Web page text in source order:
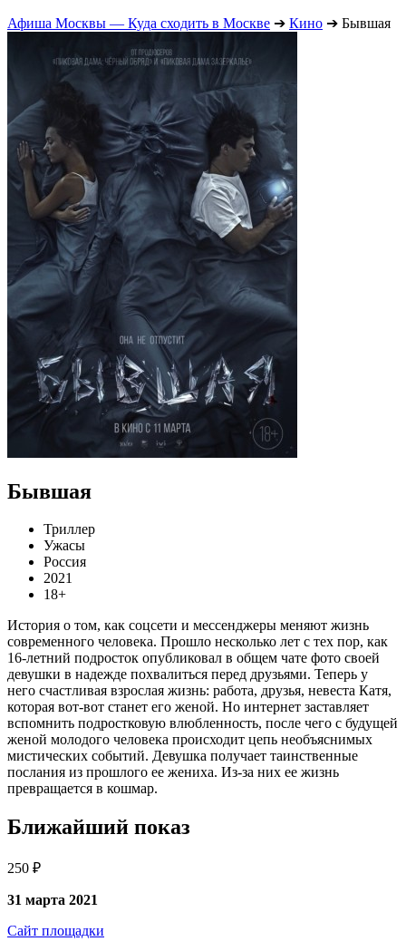
Афиша Москвы — Куда сходить в Москве ➔ Кино ➔ Бывшая
Бывшая
Триллер
Ужасы
Россия
2021
18+
История о том, как соцсети и мессенджеры меняют жизнь
современного человека. Прошло несколько лет с тех пор, как
16-летний подросток опубликовал в общем чате фото своей
девушки в надежде похвалиться перед друзьями. Теперь у
него счастливая взрослая жизнь: работа, друзья, невеста Катя,
которая вот-вот станет его женой. Но интернет заставляет
вспомнить подростковую влюбленность, после чего с будущей
женой молодого человека происходит цепь необъяснимых
мистических событий. Девушка получает таинственные
послания из прошлого ее жениха. Из-за них ее жизнь
превращается в кошмар.
Ближайший показ
250 ₽
31 марта 2021
Сайт площадки